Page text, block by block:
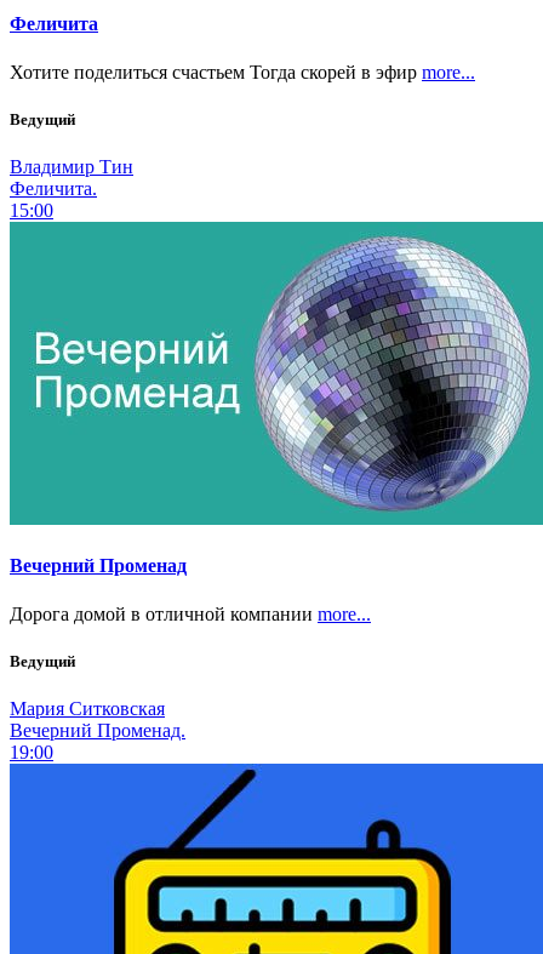
Феличита
Хотите поделиться счастьем Тогда скорей в эфир more...
Ведущий
Владимир Тин
Феличита.
15:00
Вечерний Променад
Дорога домой в отличной компании more...
Ведущий
Мария Ситковская
Вечерний Променад.
19:00